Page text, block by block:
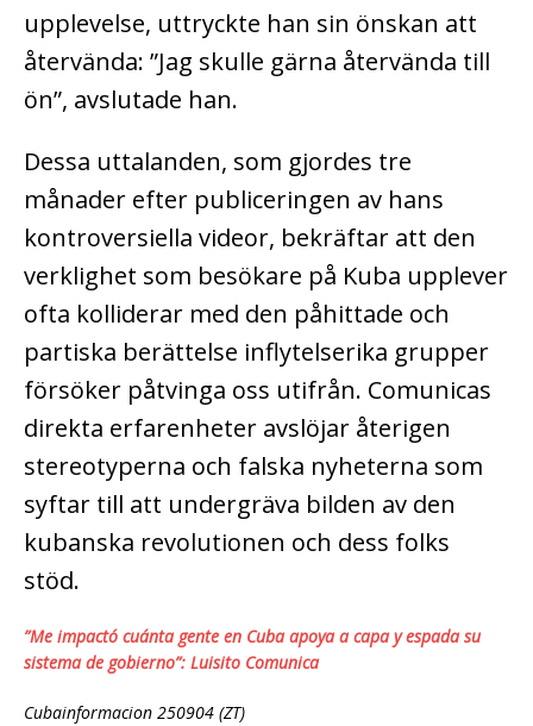
upplevelse, uttryckte han sin önskan att
återvända: ”Jag skulle gärna återvända till
ön”, avslutade han.
Dessa uttalanden, som gjordes tre
månader efter publiceringen av hans
kontroversiella videor, bekräftar att den
verklighet som besökare på Kuba upplever
ofta kolliderar med den påhittade och
partiska berättelse inflytelserika grupper
försöker påtvinga oss utifrån. Comunicas
direkta erfarenheter avslöjar återigen
stereotyperna och falska nyheterna som
syftar till att undergräva bilden av den
kubanska revolutionen och dess folks
stöd.
”Me impactó cuánta gente en Cuba apoya a capa y espada su
sistema de gobierno”: Luisito Comunica
Cubainformacion 250904 (ZT)